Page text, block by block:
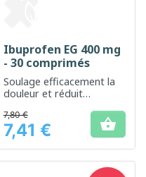
Ibuprofen EG 400 mg
- 30 comprimés
Soulage efficacement la
douleur et réduit
Prix
7,80 €
7,41 € 